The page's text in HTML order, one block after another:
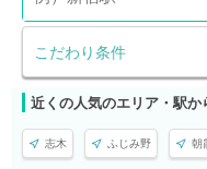
こだわり条件
近くの人気のエリア・駅か
志木 ふじみ野 朝